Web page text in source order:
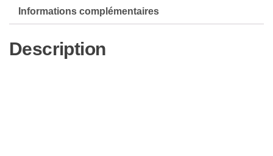
Informations complémentaires
Description